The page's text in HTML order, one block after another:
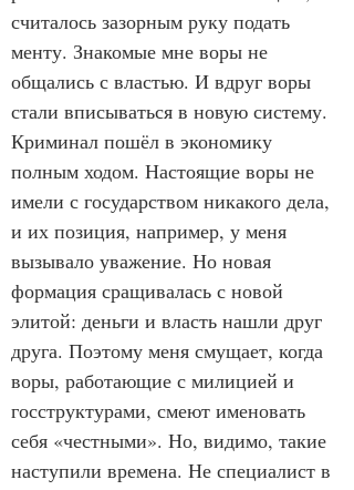
считалось зазорным руку подать
менту. Знакомые мне воры не
общались с властью. И вдруг воры
стали вписываться в новую систему.
Криминал пошёл в экономику
полным ходом. Настоящие воры не
имели с государством никакого дела,
и их позиция, например, у меня
вызывало уважение. Но новая
формация сращивалась с новой
элитой: деньги и власть нашли друг
друга. Поэтому меня смущает, когда
воры, работающие с милицией и
госструктурами, смеют именовать
себя «честными». Но, видимо, такие
наступили времена. Не специалист в